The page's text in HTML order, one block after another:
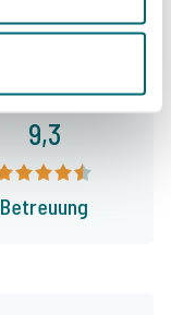
9,3
Betreuung